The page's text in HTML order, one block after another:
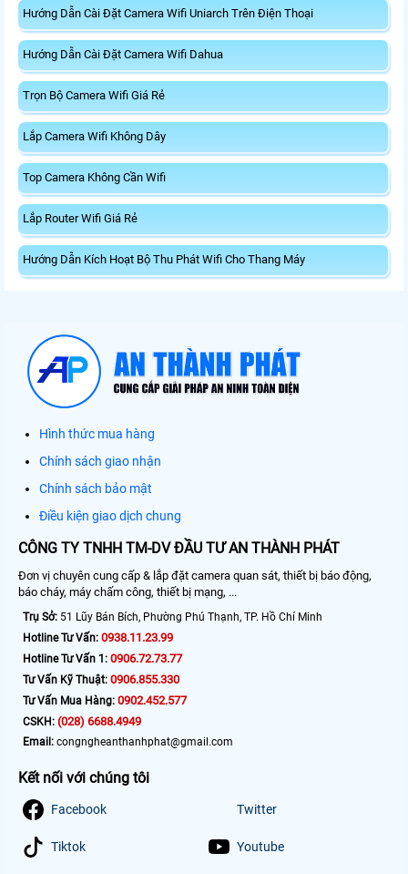
Hướng Dẫn Cài Đặt Camera Wifi Uniarch Trên Điện Thoại
Hướng Dẫn Cài Đặt Camera Wifi Dahua
Trọn Bộ Camera Wifi Giá Rẻ
Lắp Camera Wifi Không Dây
Top Camera Không Cần Wifi
Lắp Router Wifi Giá Rẻ
Hướng Dẫn Kích Hoạt Bộ Thu Phát Wifi Cho Thang Máy
Hình thức mua hàng
Chính sách giao nhận
Chính sách bảo mật
Điều kiện giao dịch chung
CÔNG TY TNHH TM-DV ĐẦU TƯ AN THÀNH PHÁT
Đơn vị chuyên cung cấp & lắp đặt camera quan sát, thiết bị báo động,
báo cháy, máy chấm công, thiết bị mạng, ...
Trụ Sở: 51 Lũy Bán Bích, Phường Phú Thạnh, TP. Hồ Chí Minh
Hotline Tư Vấn: 0938.11.23.99
Hotline Tư Vấn 1: 0906.72.73.77
Tư Vấn Kỹ Thuật: 0906.855.330
Tư Vấn Mua Hàng: 0902.452.577
CSKH: (028) 6688.4949
Email: congngheanthanhphat@gmail.com
Kết nối với chúng tôi
Facebook Twitter
Tiktok Youtube